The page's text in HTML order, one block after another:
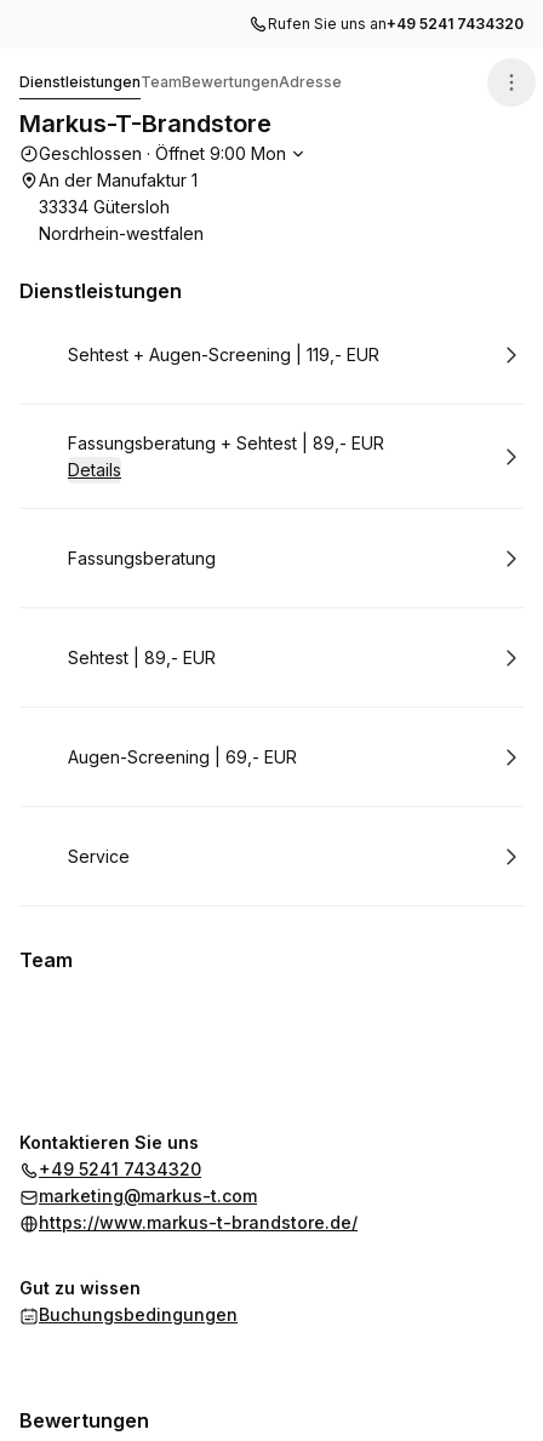
Rufen Sie uns an+49 5241 7434320
DienstleistungenTeamBewertungenAdresse
Markus-T-Brandstore
Die Öffnungszeiten
Geschlossen · Öffnet 9:00 Mon
An der Manufaktur 1
33334 Gütersloh
Nordrhein-westfalen
Dienstleistungen
Buchen
Sehtest + Augen-Screening | 119,- EUR
Buchen
Fassungsberatung + Sehtest | 89,- EUR
Details
Buchen
Fassungsberatung
Buchen
Sehtest | 89,- EUR
Buchen
Augen-Screening | 69,- EUR
Buchen
Service
Team
Kontaktieren Sie uns
+49 5241 7434320
marketing@markus-t.com
https://www.markus-t-brandstore.de/
Gut zu wissen
Buchungsbedingungen
Bewertungen